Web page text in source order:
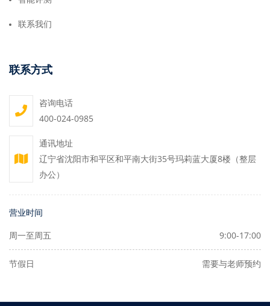
联系我们
联系方式
咨询电话
400-024-0985
通讯地址
辽宁省沈阳市和平区和平南大街35号玛莉蓝大厦8楼（整层
办公）
营业时间
周一至周五 9:00-17:00
节假日 需要与老师预约